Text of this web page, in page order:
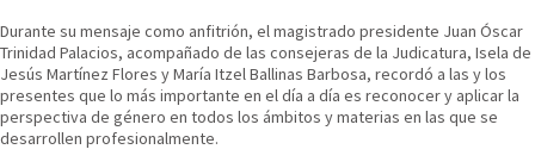
Durante su mensaje como anfitrión, el magistrado presidente Juan Óscar
Trinidad Palacios, acompañado de las consejeras de la Judicatura, Isela de
Jesús Martínez Flores y María Itzel Ballinas Barbosa, recordó a las y los
presentes que lo más importante en el día a día es reconocer y aplicar la
perspectiva de género en todos los ámbitos y materias en las que se
desarrollen profesionalmente.